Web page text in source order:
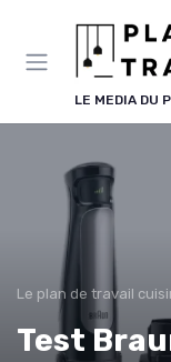
LE MEDIA DU
Le plan de travail
Test